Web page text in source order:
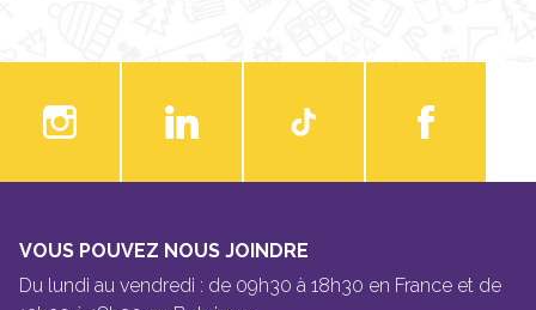
VOUS POUVEZ NOUS JOINDRE
Du lundi au vendredi : de 09h30 à 18h30 en France et de